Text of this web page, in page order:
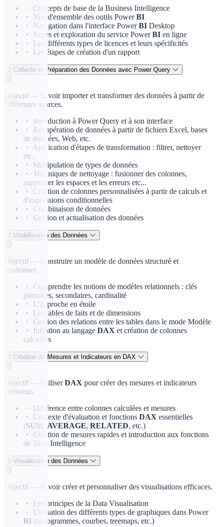
Concepts de base de la Business Intelligence
Vue d'ensemble des outils PowerBI
Navigation dans l'interface PowerBI Desktop
Accès et exploration du service PowerBI en ligne
Les différents types de licences et leurs spécificités
Les étapes de création d'un rapport
2 Collecte et Préparation des Données avec Power Query
Objectif — Savoir importer et transformer des données à partir de
différentes sources.
Introduction à Power Query et à son interface
Récupération de données à partir de fichiers Excel, bases
de données, Web, etc.
Application d'étapes de transformation : filtrer, nettoyer
etc..
Manipulation de types de données
Techniques de nettoyage : fusionner des colonnes,
supprimer les espaces et les erreurs etc...
Création de colonnes personnalisées à partir de calculs et
d'expressions conditionnelles
Combinaison de données
Gestion et actualisation des données
3 Modélisation des Données
Objectif — Construire un modèle de données structuré et
relationnel.
Comprendre les notions de modèles relationnels : clés
primaires, secondaires, cardinalité
L’approche en étoile
Les tables de faits et de dimensions
Gestion des relations entre les tables dans le mode Modèle
Initiation au langage DAX et création de colonnes
calculées
4 Création de Mesures et Indicateurs en DAX
Objectif — UtiliserDAX pour créer des mesures et indicateurs
pertinents.
Différence entre colonnes calculées et mesures
Contexte d'évaluation et fonctions DAX essentielles
(SUM AVERAGE, RELATED, etc.)
Création de mesures rapides et introduction aux fonctions
de Time Intelligence
5 Visualisation des Données
Objectif — Savoir créer et personnaliser des visualisations efficaces.
Les principes de la Data Visualisation
Utilisation des différents types de graphiques dans Power
BI (histogrammes, courbes, treemaps, etc.)